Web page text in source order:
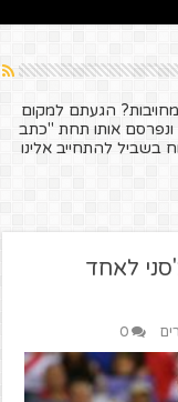
הגעתם למקום
ונפרסם אותו תחת "כתב
בשביל להתחייב אלינו
לאחד
0